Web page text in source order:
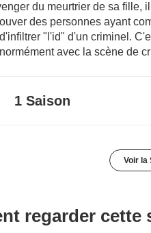
du meurtrier de sa fille,
des personnes ayant
"l'id" d'un criminel.
avec la scène de
1 Saison
Voir la
regarder cette